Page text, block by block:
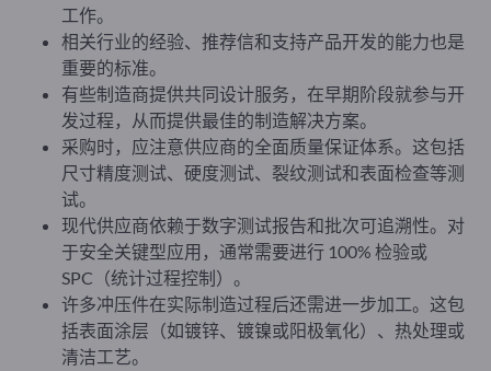
工作。
相关行业的经验、推荐信和支持产品开发的能力也是
重要的标准。
有些制造商提供共同设计服务，在早期阶段就参与开
发过程，从而提供最佳的制造解决方案。
采购时，应注意供应商的全面质量保证体系。这包括
尺寸精度测试、硬度测试、裂纹测试和表面检查等测
试。
现代供应商依赖于数字测试报告和批次可追溯性。对
于安全关键型应用，通常需要进行 100% 检验或
SPC（统计过程控制）。
许多冲压件在实际制造过程后还需进一步加工。这包
括表面涂层（如镀锌、镀镍或阳极氧化）、热处理或
清洁工艺。